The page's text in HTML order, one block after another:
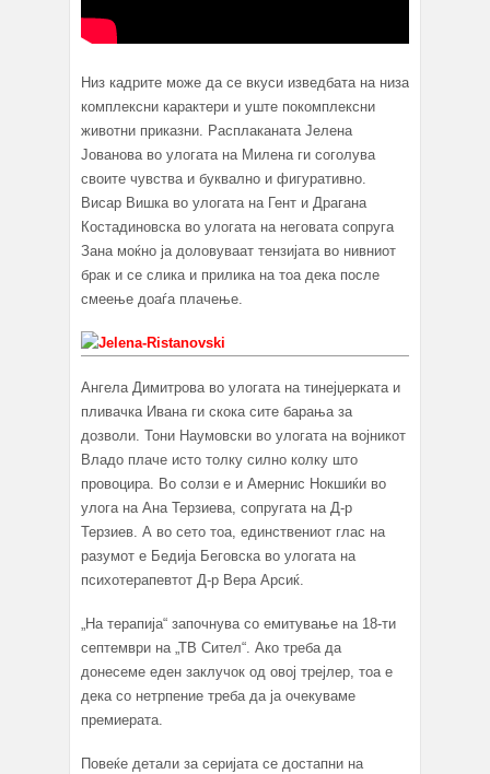
Низ кадрите може да се вкуси изведбата на низа
комплексни карактери и уште покомплексни
животни приказни. Расплаканата Јелена
Јованова во улогата на Милена ги соголува
своите чувства и буквално и фигуративно.
Висар Вишка во улогата на Гент и Драгана
Костадиновска во улогата на неговата сопруга
Зана моќно ја доловуваат тензијата во нивниот
брак и се слика и прилика на тоа дека после
смеење доаѓа плачење.
Ангела Димитрова во улогата на тинејџерката и
пливачка Ивана ги скока сите барања за
дозволи. Тони Наумовски во улогата на војникот
Владо плаче исто толку силно колку што
провоцира. Во солзи е и Амернис Нокшиќи во
улога на Ана Терзиева, сопругата на Д-р
Терзиев. А во сето тоа, единствениот глас на
разумот е Бедија Беговска во улогата на
психотерапевтот Д-р Вера Арсиќ.
„На терапија“ започнува со емитување на 18-ти
септември на „ТВ Сител“. Ако треба да
донесеме еден заклучок од овој трејлер, тоа е
дека со нетрпение треба да ја очекуваме
премиерата.
Повеќе детали за серијата се достапни на